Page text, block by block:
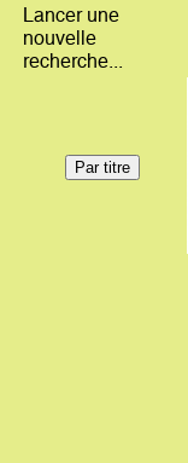
Lancer une
nouvelle
recherche...